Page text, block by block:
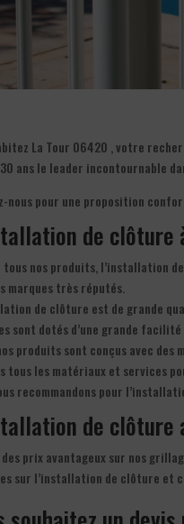
La Tour 06420 , votre
ans le leader incontournable
nous pour une proposition
de
tous nos produits, l’installation
marques très réputés.
de clôture est de grande
sont dotés d’une grande
produits sont conçus avec
tous les matériaux et services
recommandons pour
de clôture
des prix avantageux sur nos
sur l’installation de clôture et